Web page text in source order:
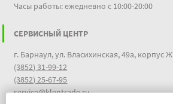
Часы работы: ежедневно с 10:00-20:00
СЕРВИСНЫЙ ЦЕНТР
г. Барнаул, ул. Власихинская, 49а, корпус Ж
(3852) 31-99-12
(3852) 25-67-95
service@klentrade.ru